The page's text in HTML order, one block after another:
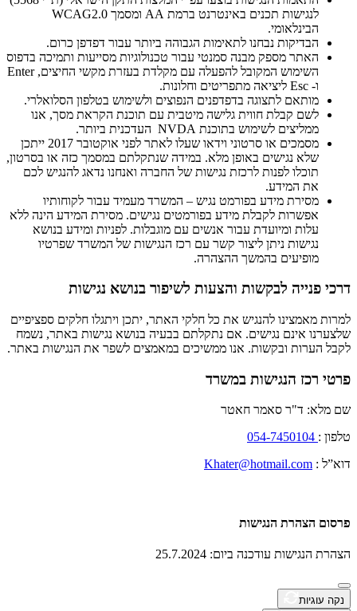
לנגישות תכנים באינטרנט ברמת AA ומסמך WCAG2.0
הבינלאומי.
הבדיקות נבחנו לתאימות הגבוהה ביותר עבור דפדפן כרום.
האתר מספק מבנה סמנטי עבור טכנולוגיות מסייעות ותמיכה בדפוס
השימוש המקובל להפעלה עם מקלדת בעזרת מקשי החיצים, Enter
ו- Esc ליציאה מתפריטים וחלונות.
מותאם לתצוגה בדפדפנים הנפוצים ולשימוש בטלפון הסלואלרי.
לשם קבלת חווית גלישה מיטבית עם תוכנת הקראת מסך, אנו
ממליצים לשימוש בתוכנת NVDA העדכנית ביותר.
מסמכים או סרטוני וידאו שעלו לאתר לפני אוקטובר 2017 ייתכן
שלא נגישים באופן מלא. במידה שנתקלתם במסמך כזה או בסרטון,
תוכלו לפנות לרכזת נגישות של החברה ואנחנו נדאג להנגיש לכם
את המידע.
מסירת מידע בפורמט נגיש – המשרד מעמיד עבור לקוחותיו
אפשרות לקבלת מידע בפורמטים נגישים. מסירת המידע הינה ללא
עלות ומיועדת עבור אנשים עם מוגבלות. לפניות ומידע בנושא
נגישות ניתן ליצור קשר עם רכז הנגישות של המשרד שפרטיו
מופיעים בהמשך ההצהרה.
דרכי פנייה לבקשות והצעות לשיפור בנושא נגישות
למרות מאמצינו להנגיש את כל חלקי האתר, יתכן ויתגלו חלקים ספציפיים
שלצערנו אינם נגישים. אם נתקלתם בבעיה בנושא נגישות באתר, נשמח
לקבל הערות ובקשות. אנו ממשיכים במאמצים לשפר את הנגישות באתר.
פרטי רכז הנגישות במשרד
שם מלא: ד"ר סאמר חאטר
טלפון :
דוא”ל : Khater@hotmail.com
פרסום הצהרת הנגישות
הצהרת הנגישות עודכנה ביום: 25.7.2024
נקה עוגיות